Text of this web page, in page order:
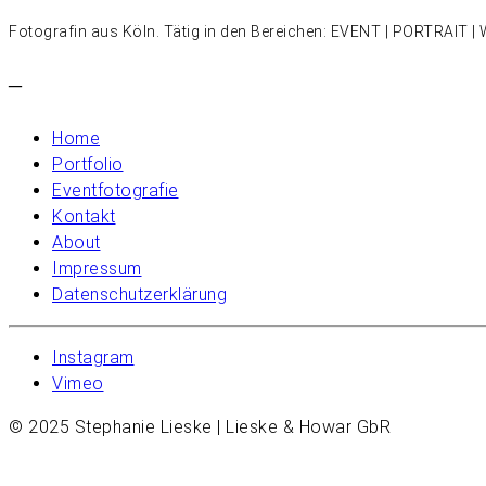
Fotografin aus Köln. Tätig in den Bereichen: EVENT | PORTRAIT |
–
Home
Portfolio
Eventfotografie
Kontakt
About
Impressum
Datenschutzerklärung
Instagram
Vimeo
© 2025 Stephanie Lieske | Lieske & Howar GbR